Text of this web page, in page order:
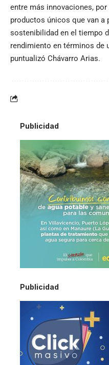
entre más innovaciones,
productos únicos que van
sostenibilidad en el tiempo
rendimiento en términos de
puntualizó Chávarro Arias.
Publicidad
Publicidad